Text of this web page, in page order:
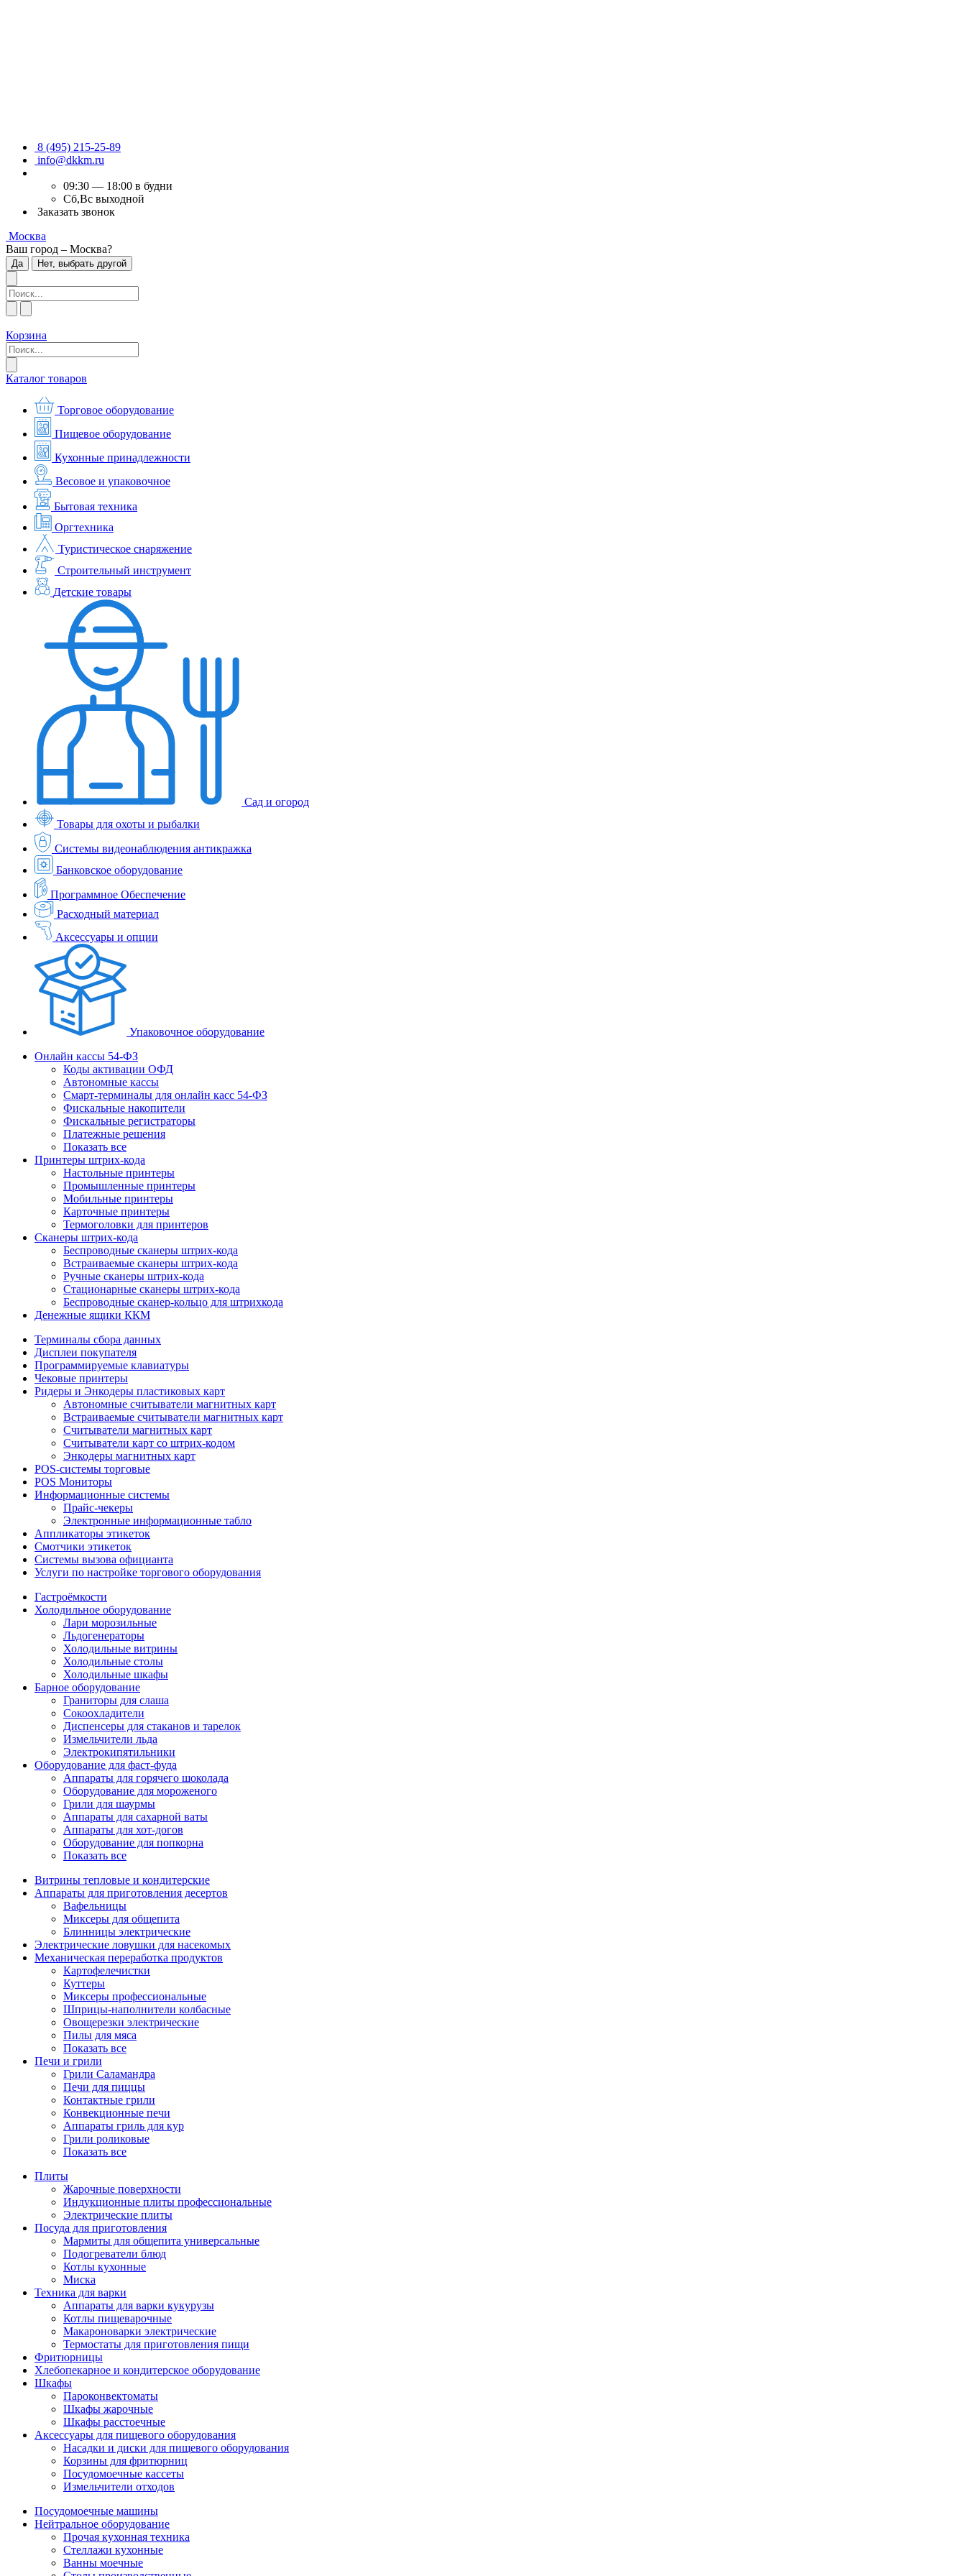
8 (495) 215-25-89
info@dkkm.ru
09:30 — 18:00 в будни
Сб,Вс выходной
Заказать звонок
Москва
Ваш город – Москва?
Да Нет, выбрать другой
Корзина
Каталог товаров
Торговое оборудование
Пищевое оборудование
Кухонные принадлежности
Весовое и упаковочное
Бытовая техника
Оргтехника
Туристическое снаряжение
Строительный инструмент
Детские товары
Сад и огород
Товары для охоты и рыбалки
Системы видеонаблюдения антикражка
Банковское оборудование
Программное Обеспечение
Расходный материал
Аксессуары и опции
Упаковочное оборудование
Онлайн кассы 54-ФЗ
Коды активации ОФД
Автономные кассы
Смарт-терминалы для онлайн касс 54-ФЗ
Фискальные накопители
Фискальные регистраторы
Платежные решения
Показать все
Принтеры штрих-кода
Настольные принтеры
Промышленные принтеры
Мобильные принтеры
Карточные принтеры
Термоголовки для принтеров
Сканеры штрих-кода
Беспроводные сканеры штрих-кода
Встраиваемые сканеры штрих-кода
Ручные сканеры штрих-кода
Стационарные сканеры штрих-кода
Беспроводные сканер-кольцо для штрихкода
Денежные ящики ККМ
Терминалы сбора данных
Дисплеи покупателя
Программируемые клавиатуры
Чековые принтеры
Ридеры и Энкодеры пластиковых карт
Автономные считыватели магнитных карт
Встраиваемые считыватели магнитных карт
Считыватели магнитных карт
Считыватели карт со штрих-кодом
Энкодеры магнитных карт
POS-системы торговые
POS Мониторы
Информационные системы
Прайс-чекеры
Электронные информационные табло
Аппликаторы этикеток
Смотчики этикеток
Системы вызова официанта
Услуги по настройке торгового оборудования
Гастроёмкости
Холодильное оборудование
Лари морозильные
Льдогенераторы
Холодильные витрины
Холодильные столы
Холодильные шкафы
Барное оборудование
Граниторы для слаша
Сокоохладители
Диспенсеры для стаканов и тарелок
Измельчители льда
Электрокипятильники
Оборудование для фаст-фуда
Аппараты для горячего шоколада
Оборудование для мороженого
Грили для шаурмы
Аппараты для сахарной ваты
Аппараты для хот-догов
Оборудование для попкорна
Показать все
Витрины тепловые и кондитерские
Аппараты для приготовления десертов
Вафельницы
Миксеры для общепита
Блинницы электрические
Электрические ловушки для насекомых
Механическая переработка продуктов
Картофелечистки
Куттеры
Миксеры профессиональные
Шприцы-наполнители колбасные
Овощерезки электрические
Пилы для мяса
Показать все
Печи и грили
Грили Саламандра
Печи для пиццы
Контактные грили
Конвекционные печи
Аппараты гриль для кур
Грили роликовые
Показать все
Плиты
Жарочные поверхности
Индукционные плиты профессиональные
Электрические плиты
Посуда для приготовления
Мармиты для общепита универсальные
Подогреватели блюд
Котлы кухонные
Миска
Техника для варки
Аппараты для варки кукурузы
Котлы пищеварочные
Макароноварки электрические
Термостаты для приготовления пищи
Фритюрницы
Хлебопекарное и кондитерское оборудование
Шкафы
Пароконвектоматы
Шкафы жарочные
Шкафы расстоечные
Аксессуары для пищевого оборудования
Насадки и диски для пищевого оборудования
Корзины для фритюрниц
Посудомоечные кассеты
Измельчители отходов
Посудомоечные машины
Нейтральное оборудование
Прочая кухонная техника
Стеллажи кухонные
Ванны моечные